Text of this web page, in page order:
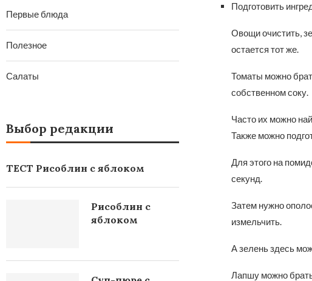
Подготовить
Овощи очистить,
остается тот же.
Томаты можно
собственном соку.
Часто их можно
Также можно
Для этого на
секунд.
Затем нужно
измельчить.
А зелень здесь
Лапшу можно
Первые блюда
Полезное
Салаты
Выбор редакции
ТЕСТ Рисоблин с яблоком
Рисоблин с
яблоком